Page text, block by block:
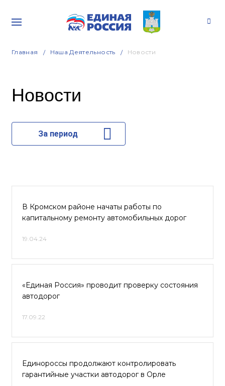
Главная Наша Деятельность Новости
Новости
За период
В Кромском районе начаты работы по
капитальному ремонту автомобильных дорог
19.04.24
«Единая Россия» проводит проверку состояния
автодорог
17.09.22
Единороссы продолжают контролировать
гарантийные участки автодорог в Орле